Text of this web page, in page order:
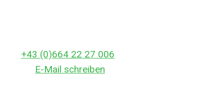
+43 (0)664 22 27 006
E-Mail schreiben